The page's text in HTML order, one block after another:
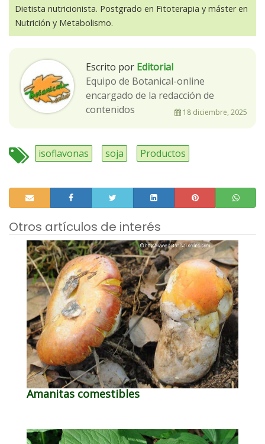
Dietista nutricionista. Postgrado en Fitoterapia y máster en
Nutrición y Metabolismo.
Escrito por Editorial
Equipo de Botanical-online
encargado de la redacción de
contenidos
18 diciembre, 2025
isoflavonas soja Productos
Otros artículos de interés
Amanitas comestibles